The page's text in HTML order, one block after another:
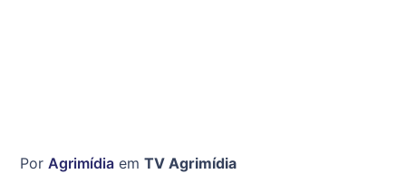
Por Agrimídia em TV Agrimídia